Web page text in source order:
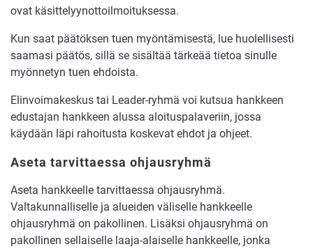
ovat käsittelyynottoilmoituksessa.
Kun saat päätöksen tuen myöntämisestä, lue huolellisesti
saamasi päätös, sillä se sisältää tärkeää tietoa sinulle
myönnetyn tuen ehdoista.
Elinvoimakeskus tai Leader-ryhmä voi kutsua hankkeen
edustajan hankkeen alussa aloituspalaveriin, jossa
käydään läpi rahoitusta koskevat ehdot ja ohjeet.
Aseta tarvittaessa ohjausryhmä
Aseta hankkeelle tarvittaessa ohjausryhmä.
Valtakunnalliselle ja alueiden väliselle hankkeelle
ohjausryhmä on pakollinen. Lisäksi ohjausryhmä on
pakollinen sellaiselle laaja-alaiselle hankkeelle, jonka